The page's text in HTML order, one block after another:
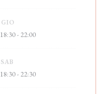
GIO
18:30 - 22:00
SAB
18:30 - 22:30